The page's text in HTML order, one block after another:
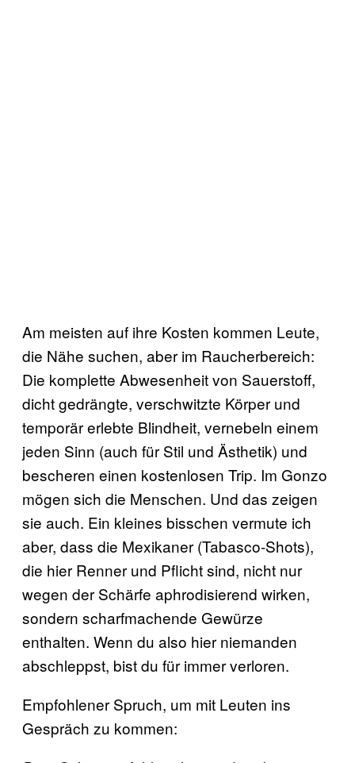
Am meisten auf ihre Kosten kommen Leute,
die Nähe suchen, aber im Raucherbereich:
Die komplette Abwesenheit von Sauerstoff,
dicht gedrängte, verschwitzte Körper und
temporär erlebte Blindheit, vernebeln einem
jeden Sinn (auch für Stil und Ästhetik) und
bescheren einen kostenlosen Trip. Im Gonzo
mögen sich die Menschen. Und das zeigen
sie auch. Ein kleines bisschen vermute ich
aber, dass die Mexikaner (Tabasco-Shots),
die hier Renner und Pflicht sind, nicht nur
wegen der Schärfe aphrodisierend wirken,
sondern scharfmachende Gewürze
enthalten. Wenn du also hier niemanden
abschleppst, bist du für immer verloren.
Empfohlener Spruch, um mit Leuten ins
Gespräch zu kommen: